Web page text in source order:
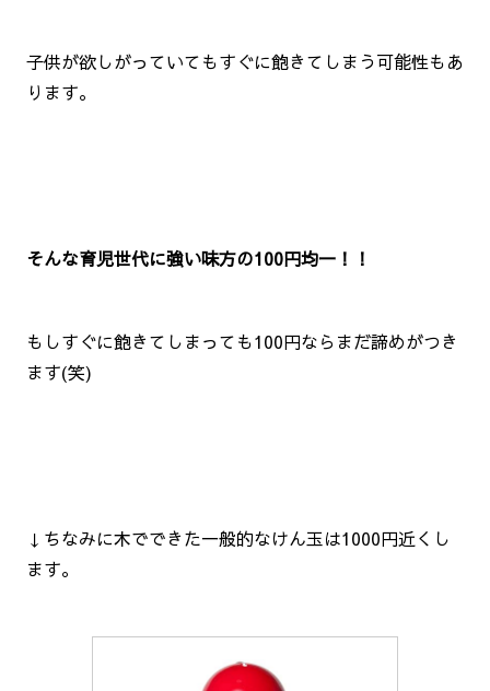
子供が欲しがっていてもすぐに飽きてしまう可能性もあ
ります。
そんな育児世代に強い味方の100円均一！！
もしすぐに飽きてしまっても100円ならまだ諦めがつき
ます(笑)
↓ちなみに木でできた一般的なけん玉は1000円近くし
ます。